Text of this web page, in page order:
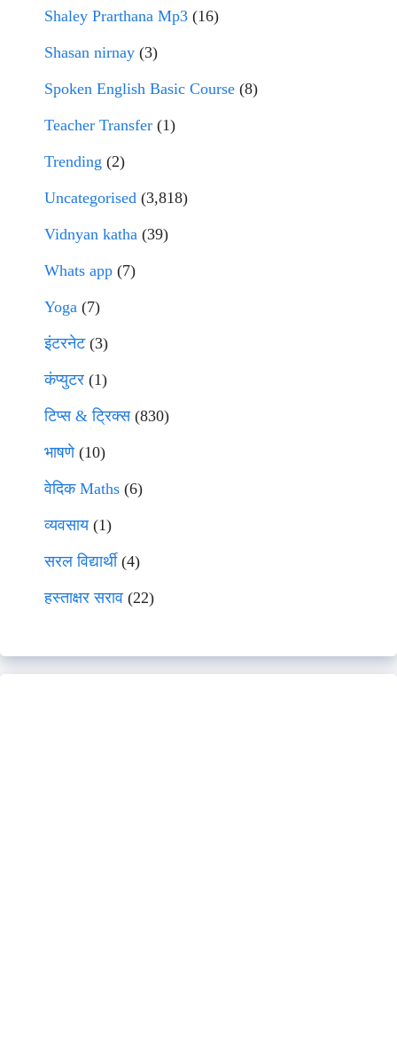
Shaley Prarthana Mp3 (16)
Shasan nirnay (3)
Spoken English Basic Course (8)
Teacher Transfer (1)
Trending (2)
Uncategorised (3,818)
Vidnyan katha (39)
Whats app (7)
Yoga (7)
इंटरनेट(3)
कंप्युटर (1)
टिप्स & ट्रिक्स(830)
भाषणे(10)
वेदिक Maths (6)
व्यवसाय(1)
सरल विद्यार्थी(4)
हस्ताक्षर सराव (22)